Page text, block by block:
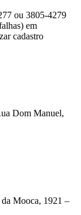
ou 3805-4279
em
cadastro
Dom Manuel,
Mooca, 1921 –